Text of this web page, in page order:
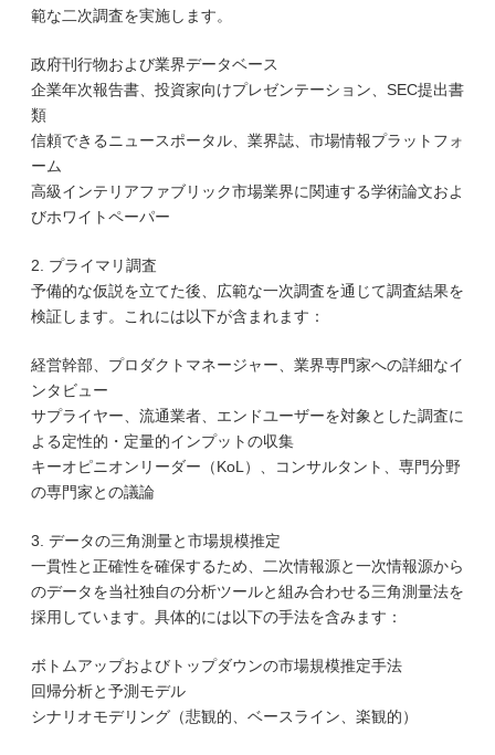
範な二次調査を実施します。
政府刊行物および業界データベース
企業年次報告書、投資家向けプレゼンテーション、SEC提出書
類
信頼できるニュースポータル、業界誌、市場情報プラットフォ
ーム
高級インテリアファブリック市場業界に関連する学術論文およ
びホワイトペーパー
2. プライマリ調査
予備的な仮説を立てた後、広範な一次調査を通じて調査結果を
検証します。これには以下が含まれます：
経営幹部、プロダクトマネージャー、業界専門家への詳細なイ
ンタビュー
サプライヤー、流通業者、エンドユーザーを対象とした調査に
よる定性的・定量的インプットの収集
キーオピニオンリーダー（KoL）、コンサルタント、専門分野
の専門家との議論
3. データの三角測量と市場規模推定
一貫性と正確性を確保するため、二次情報源と一次情報源から
のデータを当社独自の分析ツールと組み合わせる三角測量法を
採用しています。具体的には以下の手法を含みます：
ボトムアップおよびトップダウンの市場規模推定手法
回帰分析と予測モデル
シナリオモデリング（悲観的、ベースライン、楽観的）